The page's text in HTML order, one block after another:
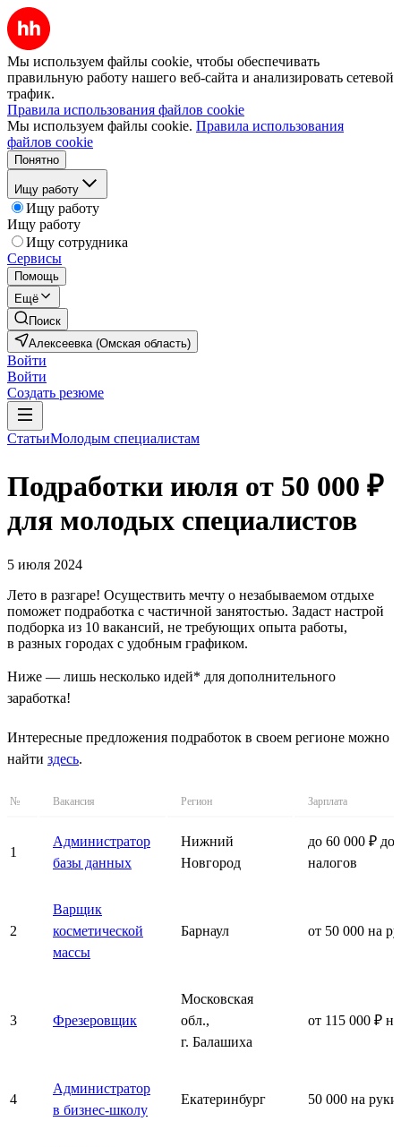
Мы используем файлы cookie, чтобы обеспечивать
правильную работу нашего веб-сайта и анализировать сетевой
трафик.
Правила использования файлов cookie
Мы используем файлы cookie. Правила использования
файлов cookie
Понятно
Ищу работу
Ищу работу
Ищу работу
Ищу сотрудника
Сервисы
Помощь
Ещё
Поиск
Алексеевка (Омская область)
Войти
Войти
Создать резюме
СтатьиМолодым специалистам
Подработки июля от 50 000 ₽
для молодых специалистов
5 июля 2024
Лето в разгаре! Осуществить мечту о незабываемом отдыхе
поможет подработка с частичной занятостью. Задаст настрой
подборка из 10 вакансий, не требующих опыта работы,
в разных городах с удобным графиком.
Ниже — лишь несколько идей* для дополнительного
заработка!
Интересные предложения подработок в своем регионе можно
найти здесь.
№ Вакансия Регион Зарплата
1
Администратор
базы данных
Нижний
Новгород
до 60 000 ₽ до
налогов
2
Варщик
косметической
массы
Барнаул от 50 000 на
3 Фрезеровщик
Московская
обл.,
г. Балашиха
от 115 000 ₽
4
Администратор
в бизнес-школу
Екатеринбург 50 000 на руки